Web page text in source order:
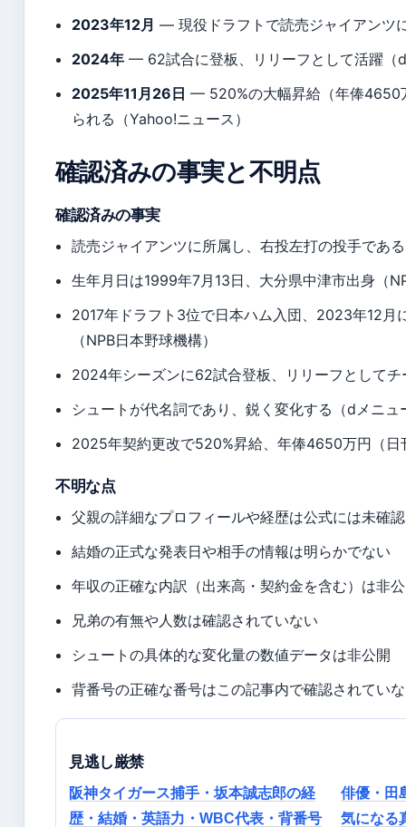
2023年12月 — 現役ドラフトで読売ジャイアンツ
2024年 — 62試合に登板、リリーフとして活躍（
2025年11月26日 — 520%の大幅昇給（年俸4650
られる（Yahoo!ニュース）
確認済みの事実と不明点
確認済みの事実
読売ジャイアンツに所属し、右投左打の投手であ
生年月日は1999年7月13日、大分県中津市出身（
2017年ドラフト3位で日本ハム入団、2023年12月
（NPB日本野球機構）
2024年シーズンに62試合登板、リリーフとして
シュートが代名詞であり、鋭く変化する（dメニュ
2025年契約更改で520%昇給、年俸4650万円（日
不明な点
父親の詳細なプロフィールや経歴は公式には未確認
結婚の正式な発表日や相手の情報は明らかでない
年収の正確な内訳（出来高・契約金を含む）は非
兄弟の有無や人数は確認されていない
シュートの具体的な変化量の数値データは非公開
背番号の正確な番号はこの記事内で確認されてい
見逃し厳禁
阪神タイガース捕手・坂本誠志郎の経
歴・結婚・英語力・WBC代表・背番号
俳優・田
気になる